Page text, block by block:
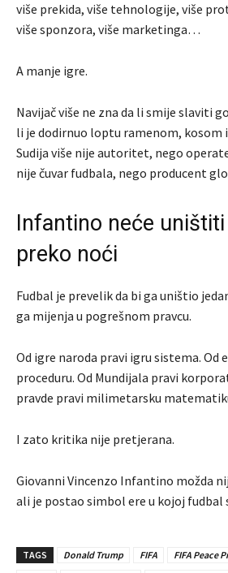
više prekida, više tehnologije, više
više sponzora, više marketinga…
A manje igre.
Navijač više ne zna da li smije slaviti
li je dodirnuo loptu ramenom, kosom
Sudija više nije autoritet, nego
nije čuvar fudbala, nego producent
Infantino neće
preko noći
Fudbal je prevelik da bi ga uništio
ga mijenja u pogrešnom pravcu.
Od igre naroda pravi igru sistema. Od
proceduru. Od Mundijala pravi
pravde pravi milimetarsku
I zato kritika nije pretjerana.
Giovanni Vincenzo Infantino možda
ali je postao simbol ere u kojoj fudbal
TAGS Donald Trump FIFA FIFA Peace